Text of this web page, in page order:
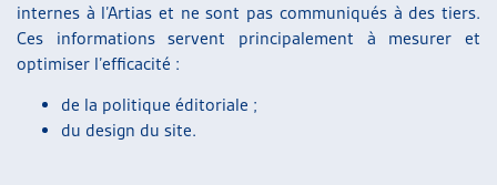
internes à l’Artias et ne sont pas communiqués à des tiers.
Ces informations servent principalement à mesurer et
optimiser l’efficacité :
de la politique éditoriale ;
du design du site.